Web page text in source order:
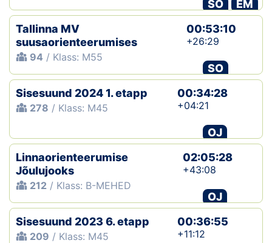
SO
EM
Tallinna MV
suusaorienteerumises
94 / Klass: M55
00:53:10
+26:29
SO
Sisesuund 2024 1. etapp
278 / Klass: M45
00:34:28
+04:21
OJ
Linnaorienteerumise
Jõulujooks
212 / Klass: B-MEHED
02:05:28
+43:08
OJ
Sisesuund 2023 6. etapp
209 / Klass: M45
00:36:55
+11:12